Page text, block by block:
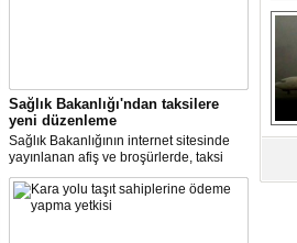
Sağlık Bakanlığı'ndan taksilere
yeni düzenleme
Sağlık Bakanlığının internet sitesinde
yayınlanan afiş ve broşürlerde, taksi
duraklarında uygulanması gereken
hijyen önlemleri ile şoför ve müşterilere
yönelik uyarılar yer aldı.